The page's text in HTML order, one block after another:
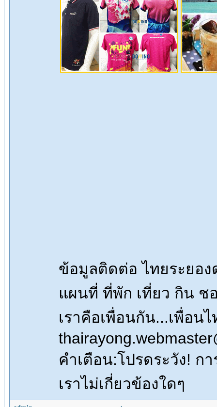
ข้อมูลติดต่อ ไทยระยอ
แผนที่ ที่พัก เที่ยว กิน
เราคือเพื่อนกัน...เพื่อน
คำเตือน:โปรดระวัง! ก
เราไม่เกี่ยวข้องใดๆ